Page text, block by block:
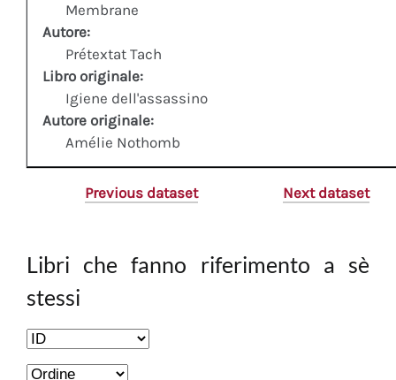
Membrane
Autore:
Prétextat Tach
Libro originale:
Igiene dell'assassino
Autore originale:
Amélie Nothomb
Previous dataset Next dataset
Libri che fanno riferimento a sè
stessi